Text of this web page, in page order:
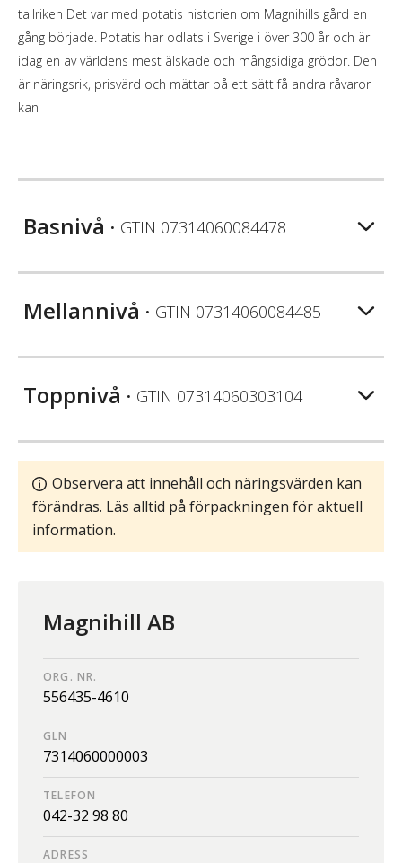
tallriken Det var med potatis historien om Magnihills gård en
gång började. Potatis har odlats i Sverige i över 300 år och är
idag en av världens mest älskade och mångsidiga grödor. Den
är näringsrik, prisvärd och mättar på ett sätt få andra råvaror
kan
Basnivå • GTIN 07314060084478
Mellannivå • GTIN 07314060084485
Toppnivå • GTIN 07314060303104
Observera att innehåll och näringsvärden kan
förändras. Läs alltid på förpackningen för aktuell
information.
Magnihill AB
ORG. NR.
556435-4610
GLN
7314060000003
TELEFON
042-32 98 80
ADRESS